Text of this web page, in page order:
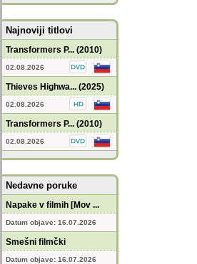
Najnoviji titlovi
Transformers P... (2010)
02.08.2026
Thieves Highwa... (2025)
02.08.2026
Transformers P... (2010)
02.08.2026
Nedavne poruke
Napake v filmih [Mov ...
Datum objave: 16.07.2026
Smešni filmčki
Datum objave: 16.07.2026